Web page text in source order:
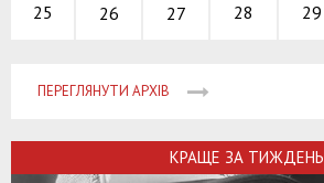
25 26 27 28 29
ПЕРЕГЛЯНУТИ АРХІВ
КРАЩЕ ЗА ТИЖДЕНЬ